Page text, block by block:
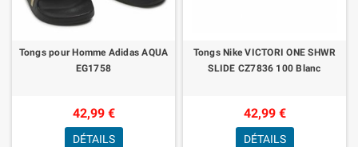
Tongs pour Homme Adidas AQUA
EG1758
42,99 €
DÉTAILS
Tongs Nike VICTORI ONE SHWR
SLIDE CZ7836 100 Blanc
42,99 €
DÉTAILS